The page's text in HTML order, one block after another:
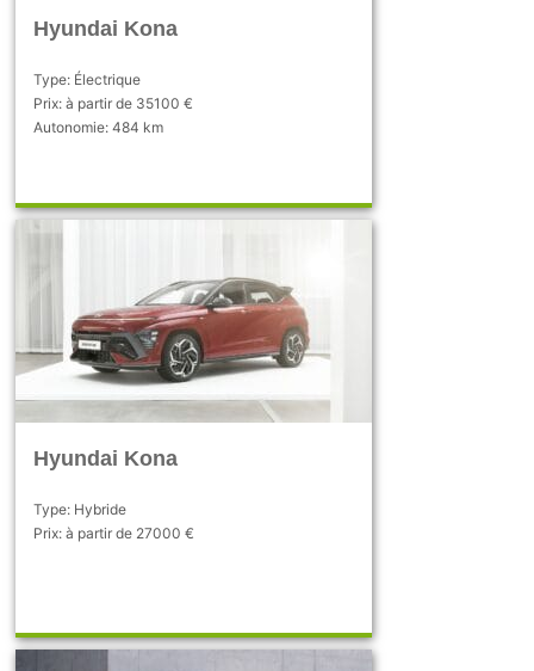
Hyundai Kona
Type: Électrique
Prix: à partir de 35100 €
Autonomie: 484 km
Hyundai Kona
Type: Hybride
Prix: à partir de 27000 €